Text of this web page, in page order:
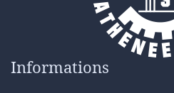
Informations